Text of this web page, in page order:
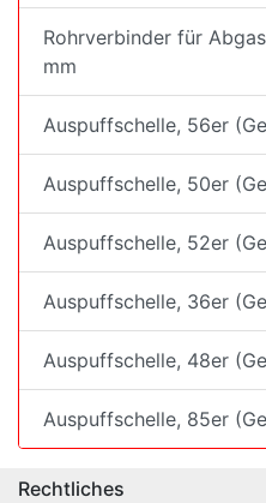
Rohrverbinder für
mm
Auspuffschelle, 56er
Auspuffschelle, 50er
Auspuffschelle, 52er
Auspuffschelle, 36er
Auspuffschelle, 48er
Auspuffschelle, 85er
Rechtliches